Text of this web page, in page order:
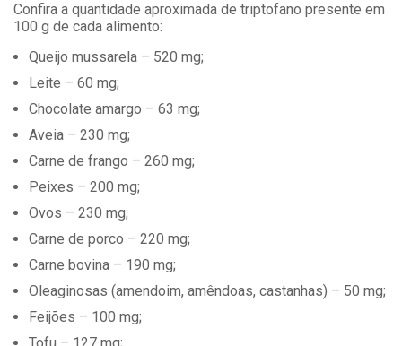
Confira a quantidade aproximada de triptofano presente em
100 g de cada alimento:
Queijo mussarela – 520 mg;
Leite – 60 mg;
Chocolate amargo – 63 mg;
Aveia – 230 mg;
Carne de frango – 260 mg;
Peixes – 200 mg;
Ovos – 230 mg;
Carne de porco – 220 mg;
Carne bovina – 190 mg;
Oleaginosas (amendoim, amêndoas, castanhas) – 50 mg;
Feijões – 100 mg;